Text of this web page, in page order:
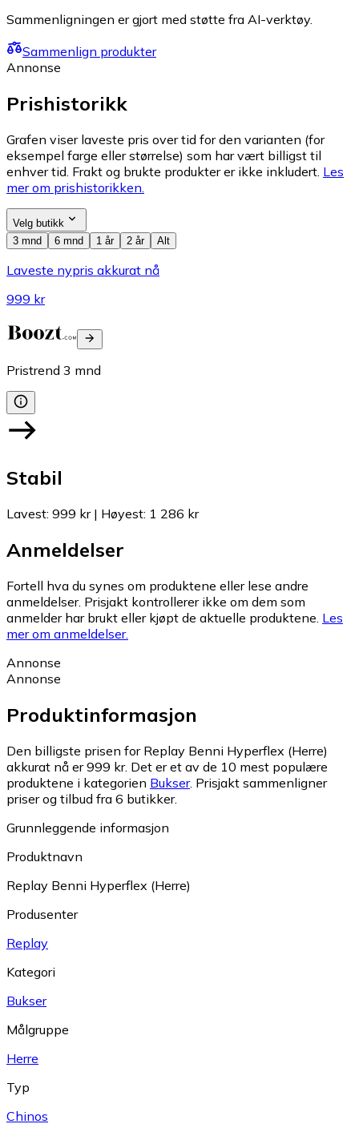
Sammenligningen er gjort med støtte fra AI-verktøy.
Sammenlign produkter
Annonse
Prishistorikk
Grafen viser laveste pris over tid for den varianten (for
eksempel farge eller størrelse) som har vært billigst til
enhver tid. Frakt og brukte produkter er ikke inkludert. Les
mer om prishistorikken.
Velg butikk
3 mnd
6 mnd 1 år 2 år Alt
Laveste nypris akkurat nå
999 kr
Pristrend 3 mnd
Stabil
Lavest: 999 kr| Høyest: 1 286 kr
Anmeldelser
Fortell hva du synes om produktene eller lese andre
anmeldelser. Prisjakt kontrollerer ikke om dem som
anmelder har brukt eller kjøpt de aktuelle produktene. Les
mer om anmeldelser.
Annonse
Annonse
Produktinformasjon
Den billigste prisen for Replay Benni Hyperflex (Herre)
akkurat nå er 999 kr. Det er et av de 10 mest populære
produktene i kategorien Bukser. Prisjakt sammenligner
priser og tilbud fra 6 butikker.
Grunnleggende informasjon
Produktnavn
Replay Benni Hyperflex (Herre)
Produsenter
Replay
Kategori
Bukser
Målgruppe
Herre
Typ
Chinos